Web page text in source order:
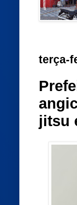
terça-
jitsu